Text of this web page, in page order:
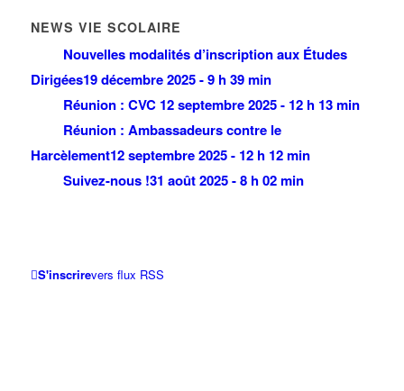
NEWS VIE SCOLAIRE
Nouvelles modalités d’inscription aux Études
Dirigées19 décembre 2025 - 9 h 39 min
Réunion : CVC 12 septembre 2025 - 12 h 13 min
Réunion : Ambassadeurs contre le
Harcèlement12 septembre 2025 - 12 h 12 min
Suivez-nous !31 août 2025 - 8 h 02 min
S'inscrirevers flux RSS